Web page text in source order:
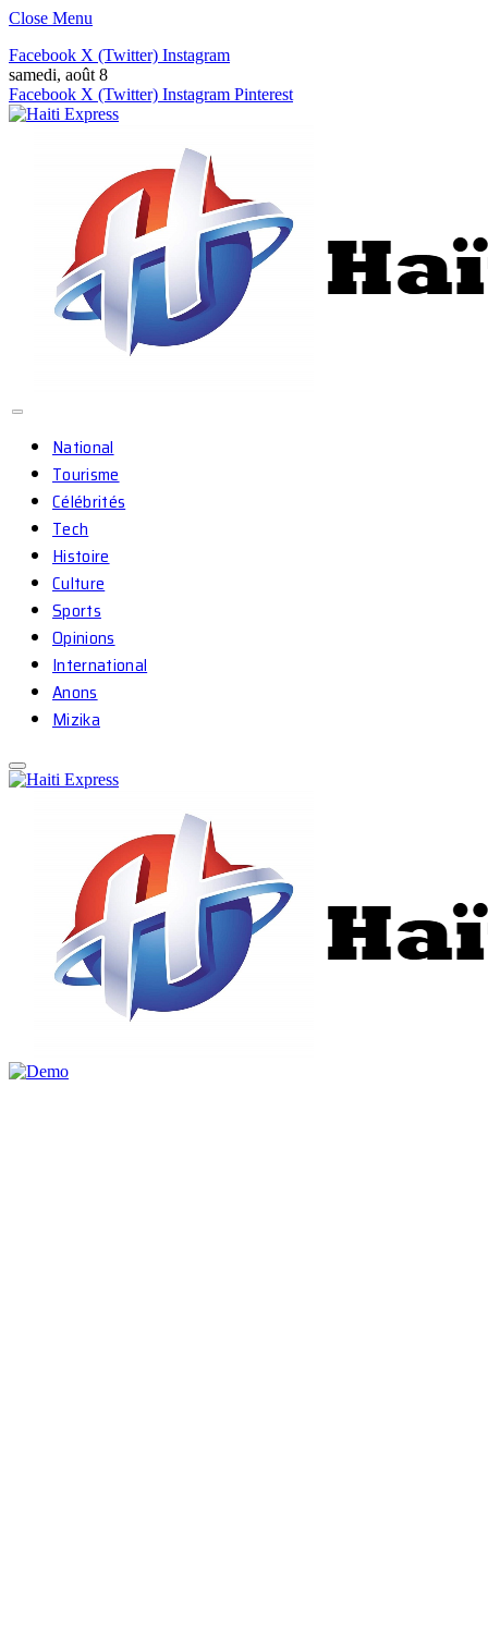
Close Menu
Facebook X (Twitter) Instagram
samedi, août 8
Facebook X (Twitter) Instagram Pinterest
National
Tourisme
Célébrités
Tech
Histoire
Culture
Sports
Opinions
International
Anons
Mizika